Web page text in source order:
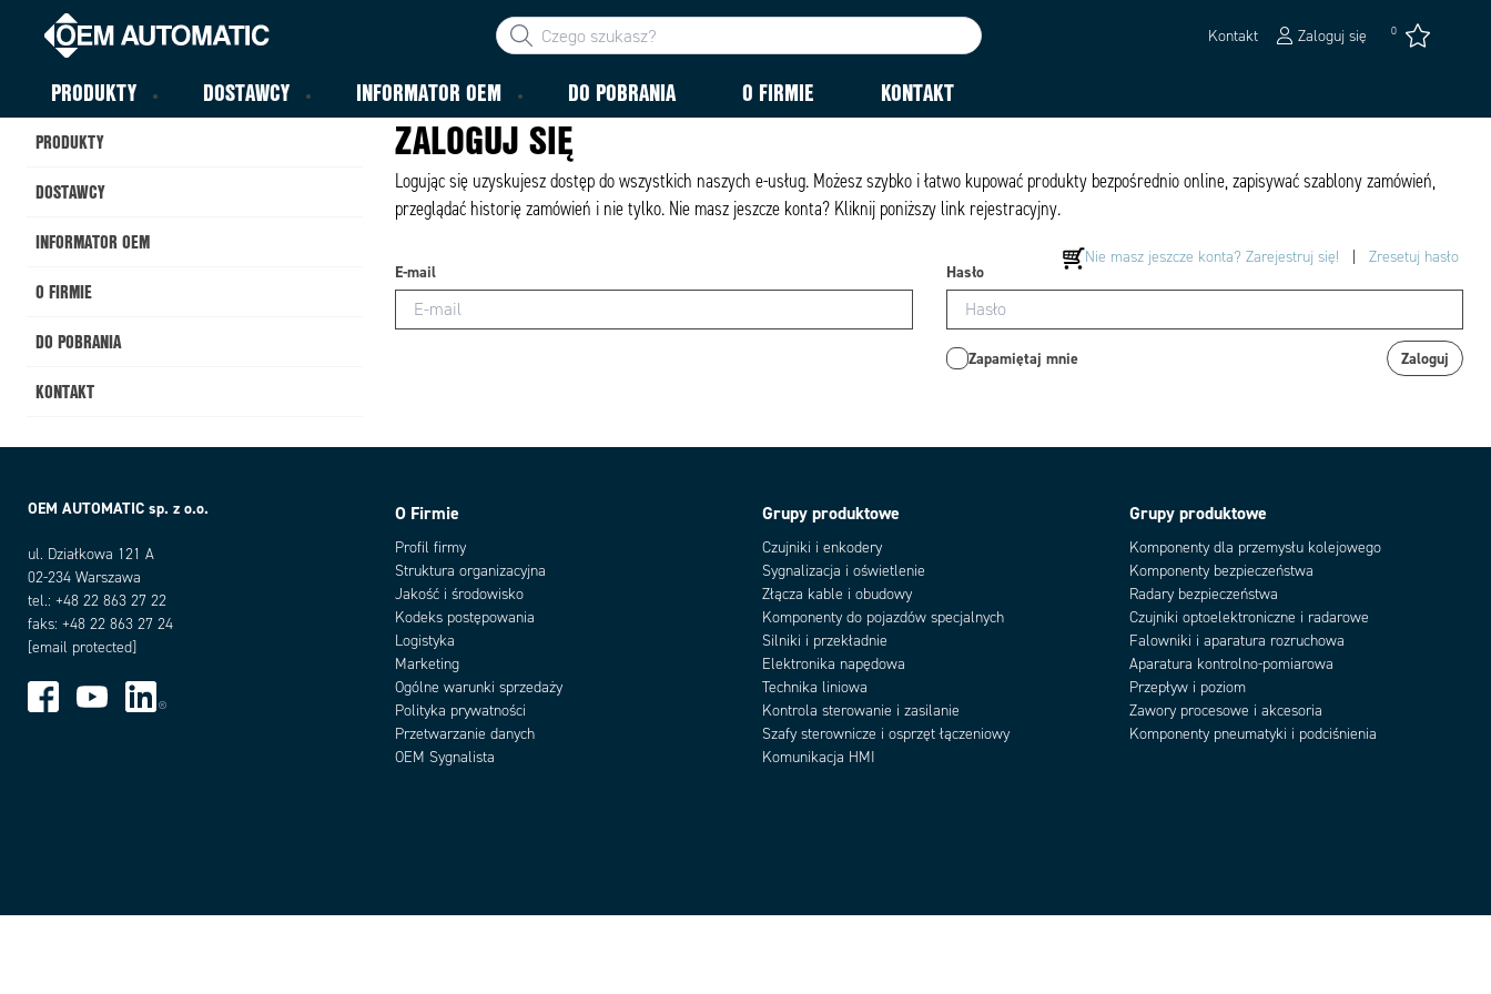
Kontakt Zaloguj się 0
PRODUKTY DOSTAWCY INFORMATOR OEM DO POBRANIA O FIRMIE KONTAKT
PRODUKTY
DOSTAWCY
INFORMATOR OEM
O FIRMIE
DO POBRANIA
KONTAKT
ZALOGUJ SIĘ
Logując się uzyskujesz dostęp do wszystkich naszych e-usług. Możesz szybko i łatwo kupować produkty bezpośrednio online, zapisywać szablony zamówień,
przeglądać historię zamówień i nie tylko. Nie masz jeszcze konta? Kliknij poniższy link rejestracyjny.
Nie masz jeszcze konta? Zarejestruj się! Zresetuj hasło
E-mail Hasło
Zapamiętaj mnie Zaloguj
OEM AUTOMATIC sp. z o.o.
ul. Działkowa 121 A
02-234 Warszawa
tel.: +48 22 863 27 22
faks: +48 22 863 27 24
[email protected]
O Firmie
Profil firmy
Struktura organizacyjna
Jakość i środowisko
Kodeks postępowania
Logistyka
Marketing
Ogólne warunki sprzedaży
Polityka prywatności
Przetwarzanie danych
OEM Sygnalista
Grupy produktowe
Czujniki i enkodery
Sygnalizacja i oświetlenie
Złącza kable i obudowy
Komponenty do pojazdów specjalnych
Silniki i przekładnie
Elektronika napędowa
Technika liniowa
Kontrola sterowanie i zasilanie
Szafy sterownicze i osprzęt łączeniowy
Komunikacja HMI
Grupy produktowe
Komponenty dla przemysłu kolejowego
Komponenty bezpieczeństwa
Radary bezpieczeństwa
Czujniki optoelektroniczne i radarowe
Falowniki i aparatura rozruchowa
Aparatura kontrolno-pomiarowa
Przepływ i poziom
Zawory procesowe i akcesoria
Komponenty pneumatyki i podciśnienia